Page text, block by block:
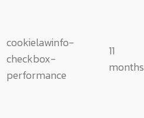
cookielawinfo-
checkbox-
performance
11
months